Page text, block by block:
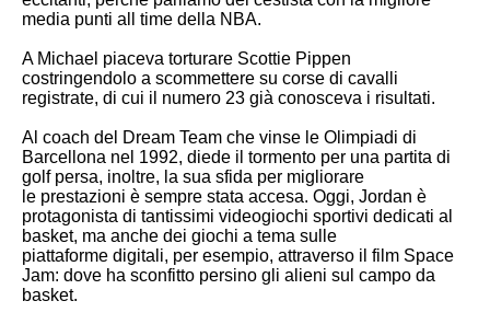
media punti all time della NBA.
A Michael piaceva torturare Scottie Pippen
costringendolo a scommettere su corse di cavalli
registrate, di cui il numero 23 già conosceva i risultati.
Al coach del Dream Team che vinse le Olimpiadi di
Barcellona nel 1992, diede il tormento per una partita di
golf persa, inoltre, la sua sfida per migliorare
le prestazioni è sempre stata accesa. Oggi, Jordan è
protagonista di tantissimi videogiochi sportivi dedicati al
basket, ma anche dei giochi a tema sulle
piattaforme digitali, per esempio, attraverso il film Space
Jam: dove ha sconfitto persino gli alieni sul campo da
basket.